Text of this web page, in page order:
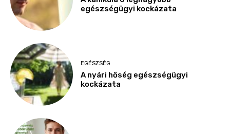
egészségügyi kockázata
EGÉSZSÉG
A nyári hőség egészségügyi
kockázata